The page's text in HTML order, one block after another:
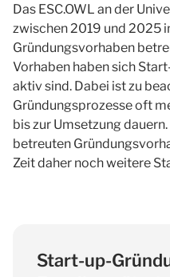
Das ESC.OWL an der
zwischen 2019 und 2025
Gründungsvorhaben
Vorhaben haben sich
aktiv sind. Dabei ist zu
Gründungsprozesse oft
bis zur Umsetzung
betreuten
Zeit daher noch weitere
Start-up-